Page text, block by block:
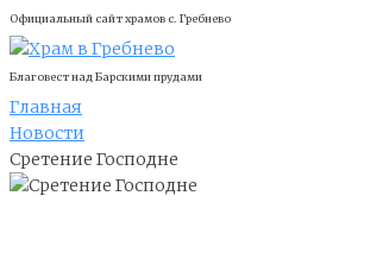
Официальный сайт храмов с. Гребнево
Благовест над Барскими прудами
Главная
Новости
Сретение Господне